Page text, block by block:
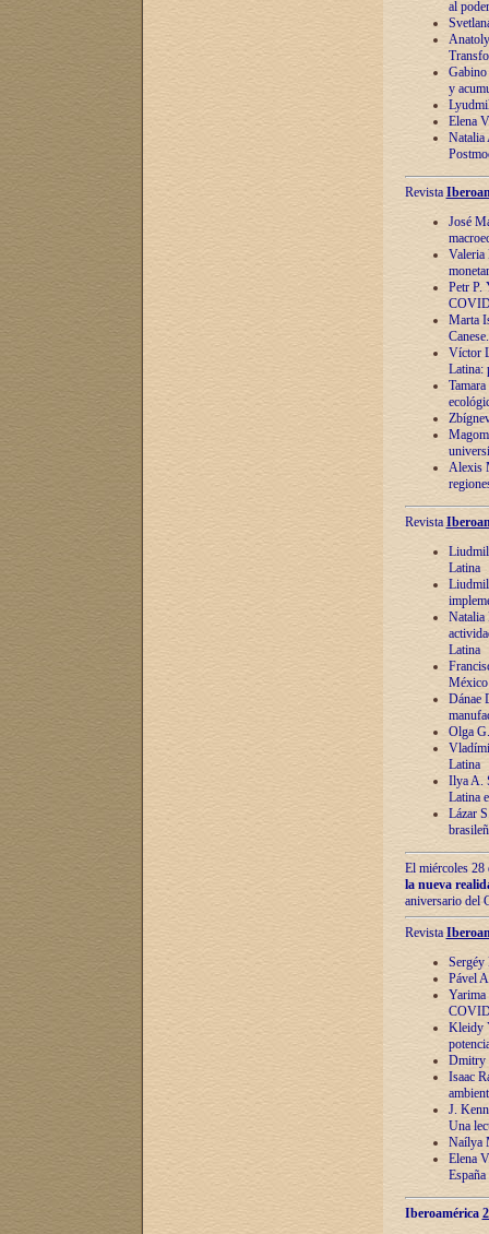
al poder
y
Elena
Natalia
Revista
José
Valeria
Petr P.
Marta
Víctor
Latina:
Alexis
Revista
Latina
Natalia
Latina
México
Dánae
Olga
Latina
Ilya A.
Latina
Lázar
El miércoles 28
la nueva
aniversario del
Revista
Sergéy
Pável
Yarima
Kleidy
Dmitry
Isaac
J.
Una
Naílya
Elena
España
Iberoamérica